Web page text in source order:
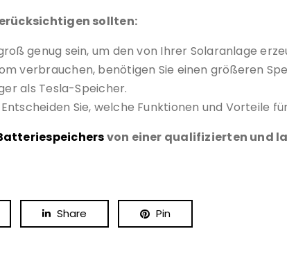
sollten:
genug sein, um den von Ihrer Solaranlage
verbrauchen, benötigen Sie einen größeren
als Tesla-Speicher.
Entscheiden Sie, welche Funktionen und Vorteile
von einer qualifizierten und
Share Pin